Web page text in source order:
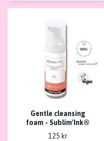
Gentle cleansing
foam - Sublim'Ink®
125 kr